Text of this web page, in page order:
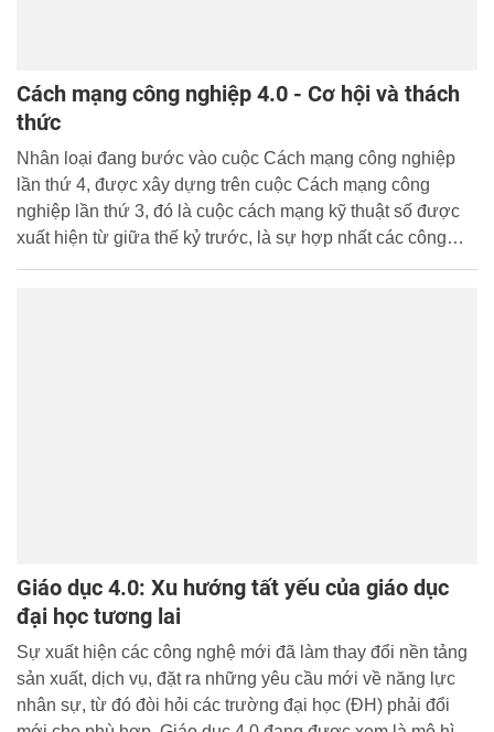
Cách mạng công nghiệp 4.0 - Cơ hội và thách
thức
Nhân loại đang bước vào cuộc Cách mạng công nghiệp
lần thứ 4, được xây dựng trên cuộc Cách mạng công
nghiệp lần thứ 3, đó là cuộc cách mạng kỹ thuật số được
xuất hiện từ giữa thế kỷ trước, là sự hợp nhất các công
Giáo dục 4.0: Xu hướng tất yếu của giáo dục
đại học tương lai
Sự xuất hiện các công nghệ mới đã làm thay đổi nền tảng
sản xuất, dịch vụ, đặt ra những yêu cầu mới về năng lực
nhân sự, từ đó đòi hỏi các trường đại học (ĐH) phải đổi